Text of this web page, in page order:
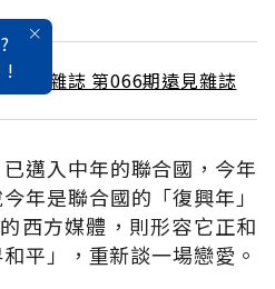
!月號雜誌 第066期遠見雜誌
邁入中年的聯合國，今年
年是聯合國的「復興年」
西方媒體，則形容它正和
平」，重新談一場戀愛。